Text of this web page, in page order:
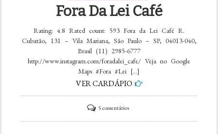
Fora Da Lei Café
Rating: 4.8 Rated count: 593 Fora da Lei Café R.
Cubatão, 131 – Vila Mariana, São Paulo – SP, 04013-040,
Brasil (11) 2985-6777
http://www.instagram.com/foradalei_cafe/ Veja no Google
Maps #Fora #Lei […]
VER CARDÁPIO
5 comentáriosem
Fora